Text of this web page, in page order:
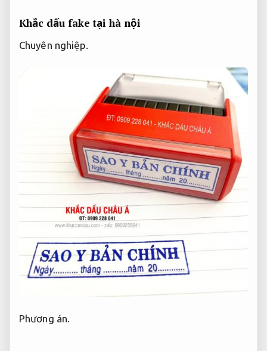
Khắc dấu fake tại hà nội
Chuyên nghiệp.
Phương án.